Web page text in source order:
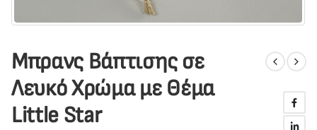
Μπρανς Βάπτισης σε
Λευκό Χρώμα με Θέμα
Little Star